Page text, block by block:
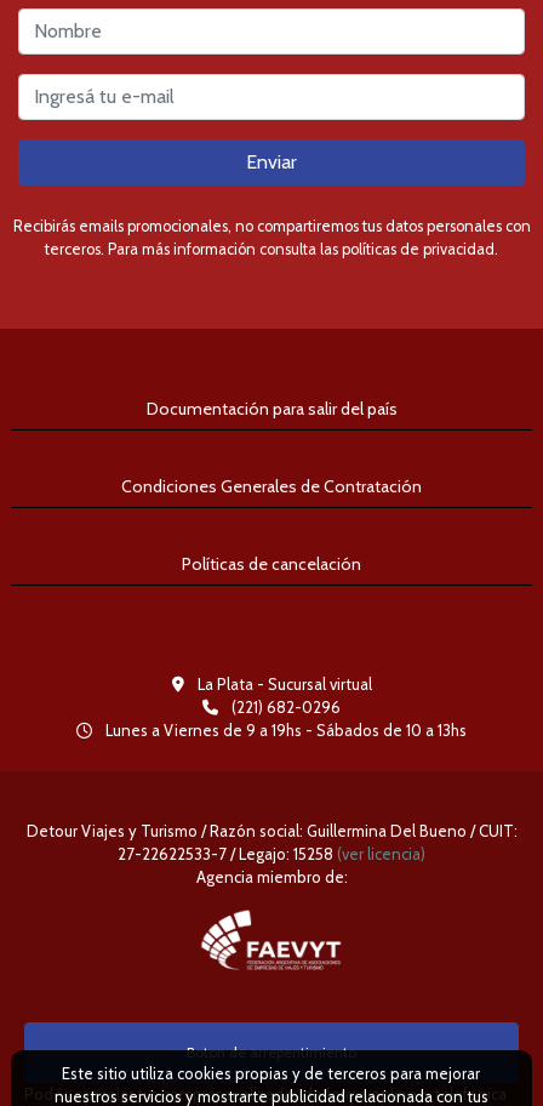
Enviar
Recibirás emails promocionales, no compartiremos tus datos personales con
terceros. Para más información consulta las políticas de privacidad.
Documentación para salir del país
Condiciones Generales de Contratación
Políticas de cancelación
La Plata - Sucursal virtual
(221) 682-0296
Lunes a Viernes de 9 a 19hs - Sábados de 10 a 13hs
Detour Viajes y Turismo / Razón social: Guillermina Del Bueno / CUIT:
27-22622533-7 / Legajo: 15258 (ver licencia)
Agencia miembro de:
Boton de arrepentimiento
Podés cancelar tus compras realizadas de forma online o telefonica
Este sitio utiliza cookies propias y de terceros para mejorar
nuestros servicios y mostrarte publicidad relacionada con tus